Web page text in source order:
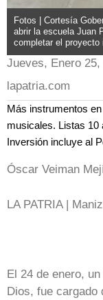
Fotos | Cortesía
abrir la escuela Juan
completar el proyecto
Jueves, Enero 25,
lapatria.com
Más instrumentos
musicales. Listas 10
Inversión incluye al
Óscar Veiman
LA PATRIA |
El 24 de enero,
Dios, fue cargado